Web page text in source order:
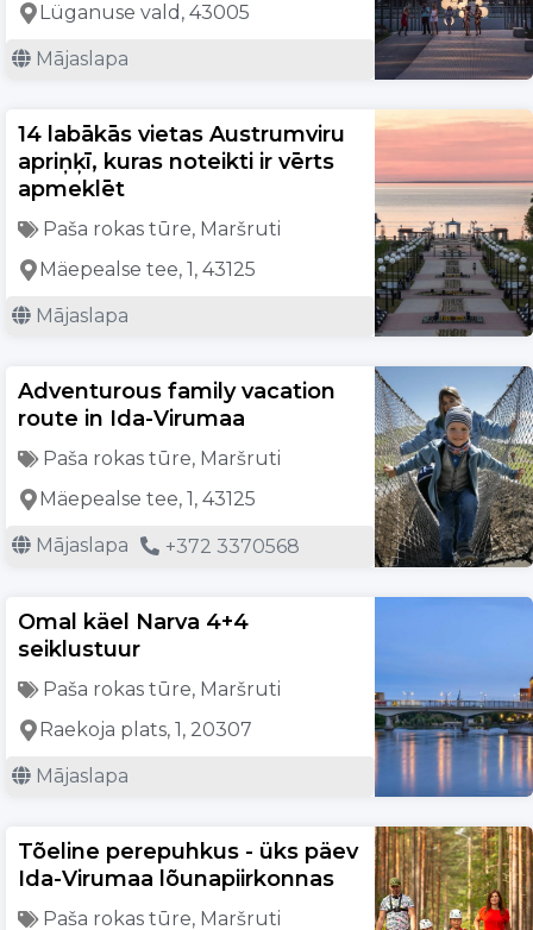
Lüganuse vald, 43005
Mājaslapa
14 labākās vietas Austrumviru
apriņķī, kuras noteikti ir vērts
apmeklēt
Paša rokas tūre, Maršruti
Mäepealse tee, 1, 43125
Mājaslapa
Adventurous family vacation
route in Ida-Virumaa
Paša rokas tūre, Maršruti
Mäepealse tee, 1, 43125
Mājaslapa +372 3370568
Omal käel Narva 4+4
seiklustuur
Paša rokas tūre, Maršruti
Raekoja plats, 1, 20307
Mājaslapa
Tõeline perepuhkus - üks päev
Ida-Virumaa lõunapiirkonnas
Paša rokas tūre, Maršruti